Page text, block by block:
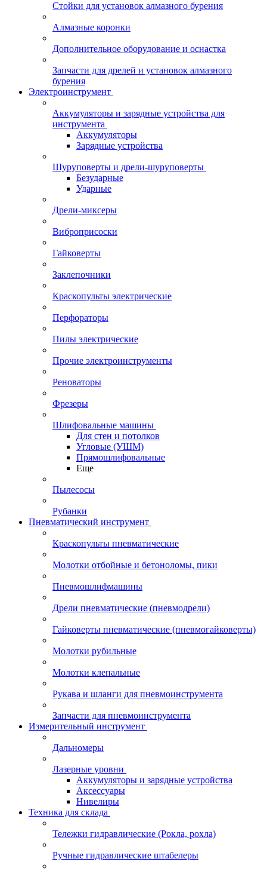
Стойки для установок алмазного бурения
Алмазные коронки
Дополнительное оборудование и оснастка
Запчасти для дрелей и установок алмазного
бурения
Электроинструмент
Аккумуляторы и зарядные устройства для
инструмента
Аккумуляторы
Зарядные устройства
Шуруповерты и дрели-шуруповерты
Безударные
Ударные
Дрели-миксеры
Виброприсоски
Гайковерты
Заклепочники
Краскопульты электрические
Перфораторы
Пилы электрические
Прочие электроинструменты
Реноваторы
Фрезеры
Шлифовальные машины
Для стен и потолков
Угловые (УШМ)
Прямошлифовальные
Еще
Пылесосы
Рубанки
Пневматический инструмент
Краскопульты пневматические
Молотки отбойные и бетоноломы, пики
Пневмошлифмашины
Дрели пневматические (пневмодрели)
Гайковерты пневматические (пневмогайковерты)
Молотки рубильные
Молотки клепальные
Рукава и шланги для пневмоинструмента
Запчасти для пневмоинструмента
Измерительный инструмент
Дальномеры
Лазерные уровни
Аккумуляторы и зарядные устройства
Аксессуары
Нивелиры
Техника для склада
Тележки гидравлические (Рокла, рохла)
Ручные гидравлические штабелеры